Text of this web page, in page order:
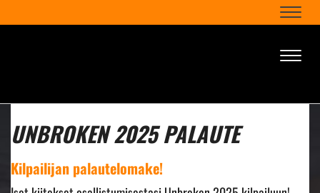
UNBROKEN 2025 PALAUTE
Kilpailijan palautelomake!